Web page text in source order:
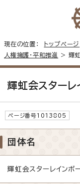
現在の位置： トップページ
人権擁護・平和推進
> 輝
輝虹会スターレ
ページ番号1013805
団体名
輝虹会スターレインボ